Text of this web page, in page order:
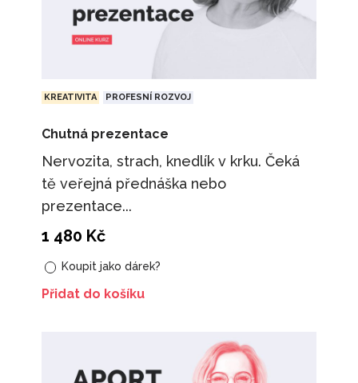
KREATIVITA PROFESNÍ ROZVOJ
Chutná prezentace
Nervozita, strach, knedlík v krku. Čeká
tě veřejná přednáška nebo
prezentace...
1 480 Kč
Koupit jako dárek?
Přidat do košíku